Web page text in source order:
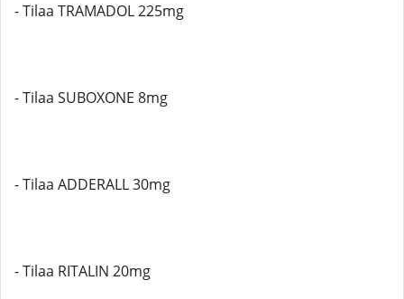
- Tilaa TRAMADOL 225mg
- Tilaa SUBOXONE 8mg
- Tilaa ADDERALL 30mg
- Tilaa RITALIN 20mg